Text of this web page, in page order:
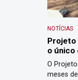
NOTÍCIAS
Projeto
o único
O
meses